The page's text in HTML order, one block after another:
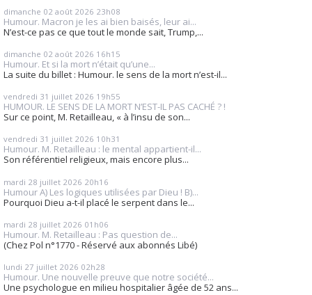
dimanche 02 août 2026 23h08
Humour. Macron je les ai bien baisés, leur ai...
N’est-ce pas ce que tout le monde sait, Trump,...
dimanche 02 août 2026 16h15
Humour. Et si la mort n’était qu’une...
La suite du billet : Humour. le sens de la mort n’est-il...
vendredi 31 juillet 2026 19h55
HUMOUR. LE SENS DE LA MORT N’EST-IL PAS CACHÉ ? !
Sur ce point, M. Retailleau, « à l’insu de son...
vendredi 31 juillet 2026 10h31
Humour. M. Retailleau : le mental appartient-il...
Son référentiel religieux, mais encore plus...
mardi 28 juillet 2026 20h16
Humour A) Les logiques utilisées par Dieu ! B)...
Pourquoi Dieu a-t-il placé le serpent dans le...
mardi 28 juillet 2026 01h06
Humour. M. Retailleau : Pas question de...
(Chez Pol n°1770 - Réservé aux abonnés Libé)
lundi 27 juillet 2026 02h28
Humour. Une nouvelle preuve que notre société...
Une psychologue en milieu hospitalier âgée de 52 ans...